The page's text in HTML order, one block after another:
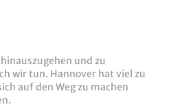
und zu
wir tun. Hannover hat viel zu
auf den Weg zu machen